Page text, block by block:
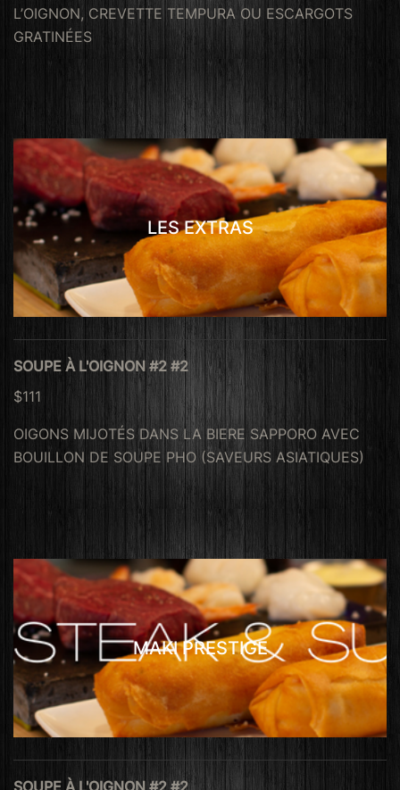
L’OIGNON, CREVETTE TEMPURA OU ESCARGOTS
GRATINÉES
LES EXTRAS
SOUPE À L'OIGNON #2 #2
$111
OIGONS MIJOTÉS DANS LA BIERE SAPPORO AVEC
BOUILLON DE SOUPE PHO (SAVEURS ASIATIQUES)
MAKI PRESTIGE
SOUPE À L'OIGNON #2 #2